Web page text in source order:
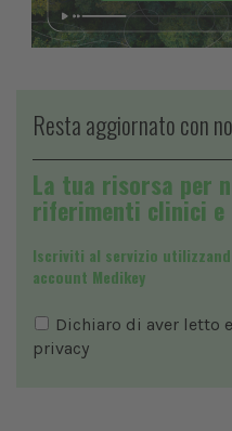
Resta aggiornato con
La tua risorsa per
riferimenti clinici e
Iscriviti al servizio
account Medikey
Dichiaro di aver letto
privacy